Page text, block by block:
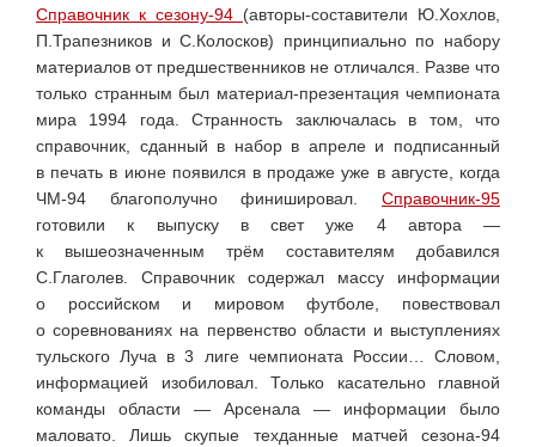
Справочник к сезону-94 (авторы-составители Ю.Хохлов,
П.Трапезников и С.Колосков) принципиально по набору
материалов от предшественников не отличался. Разве что
только странным был материал-презентация чемпионата
мира 1994 года. Странность заключалась в том, что
справочник, сданный в набор в апреле и подписанный
в печать в июне появился в продаже уже в августе, когда
ЧМ-94 благополучно финишировал. Справочник-95
готовили к выпуску в свет уже 4 автора —
к вышеозначенным трём составителям добавился
С.Глаголев. Справочник содержал массу информации
о российском и мировом футболе, повествовал
о соревнованиях на первенство области и выступлениях
тульского Луча в 3 лиге чемпионата России… Словом,
информацией изобиловал. Только касательно главной
команды области — Арсенала — информации было
маловато. Лишь скупые техданные матчей сезона-94